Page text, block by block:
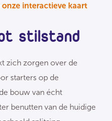
interactieve kaart
stilstand
zich zorgen over de
starters op de
bouw van écht
benutten van de huidige